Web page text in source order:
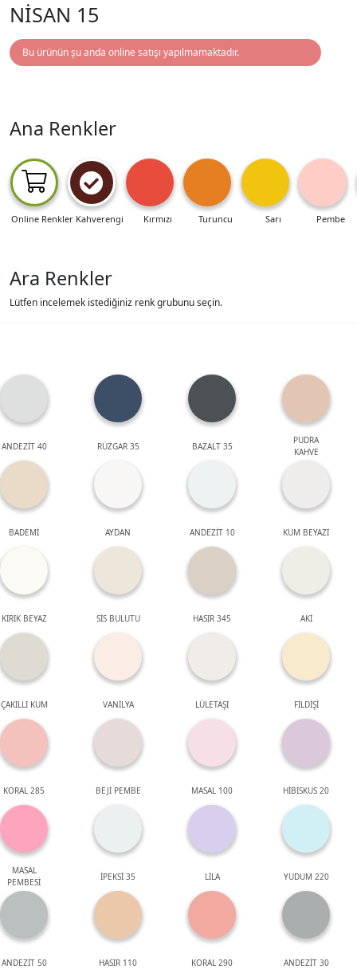
NİSAN 15
Bu ürünün şu anda online satışı yapılmamaktadır.
Ana Renkler
Online Renkler Kahverengi Kırmızı Turuncu Sarı Pembe
Ara Renkler
Lütfen incelemek istediğiniz renk grubunu seçin.
ANDEZİT 40 RÜZGAR 35 BAZALT 35
PUDRA
KAHVE
BADEMİ AYDAN ANDEZİT 10 KUM BEYAZI
KIRIK BEYAZ SİS BULUTU HASIR 345 AKİ
ÇAKILLI KUM VANİLYA LÜLETAŞI FİLDİŞİ
KORAL 285 BEJİ PEMBE MASAL 100 HİBİSKUS 20
MASAL
PEMBESİ
İPEKSİ 35 LİLA YUDUM 220
ANDEZİT 50 HASIR 110 KORAL 290 ANDEZİT 30